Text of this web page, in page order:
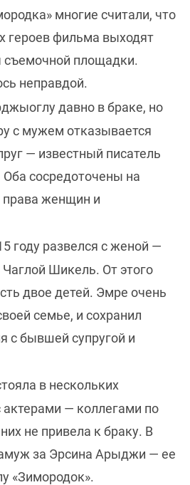
многие считали, что
героев фильма выходят
съемочной площадки.
неправдой.
давно в браке, но
с мужем отказывается
— известный писатель
сосредоточены на
права женщин и
году развелся с женой —
Шикель. От этого
двое детей. Эмре очень
семье, и сохранил
с бывшей супругой и
в нескольких
— коллегами по
не привела к браку. В
за Эрсина Арыджи — ее
«Зимородок».